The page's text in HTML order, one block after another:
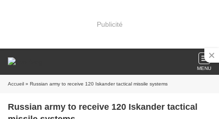
Publicité
MENU
Accueil » Russian army to receive 120 Iskander tactical missile systems
Russian army to receive 120 Iskander tactical